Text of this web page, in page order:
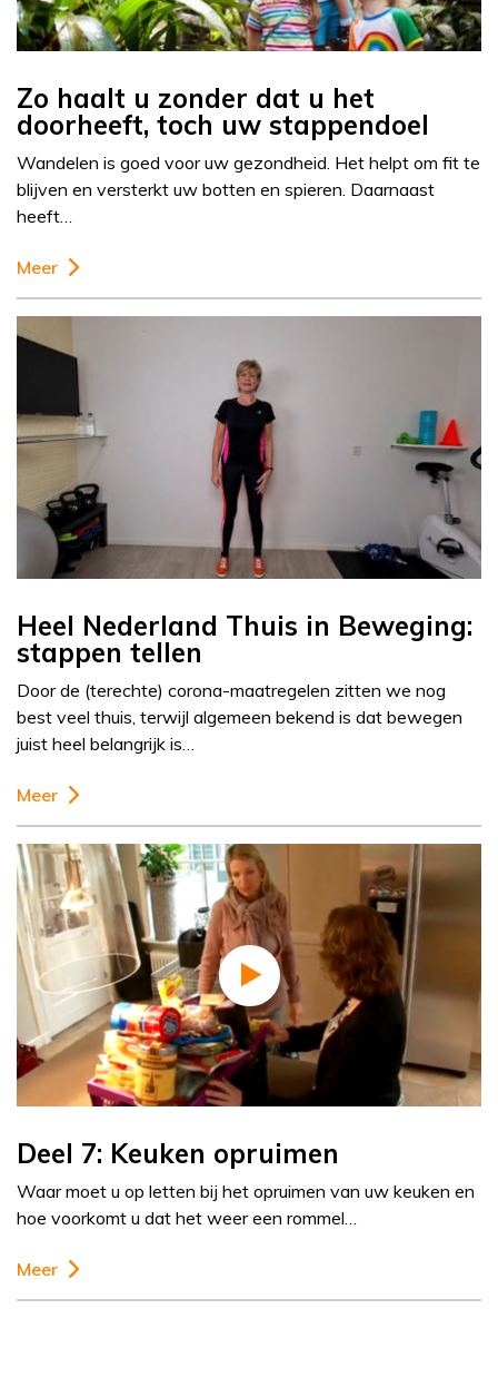
Zo haalt u zonder dat u het
doorheeft, toch uw stappendoel
Wandelen is goed voor uw gezondheid. Het helpt om fit te
blijven en versterkt uw botten en spieren. Daarnaast
heeft…
Meer
Heel Nederland Thuis in Beweging:
stappen tellen
Door de (terechte) corona-maatregelen zitten we nog
best veel thuis, terwijl algemeen bekend is dat bewegen
juist heel belangrijk is…
Meer
Deel 7: Keuken opruimen
Waar moet u op letten bij het opruimen van uw keuken en
hoe voorkomt u dat het weer een rommel…
Meer